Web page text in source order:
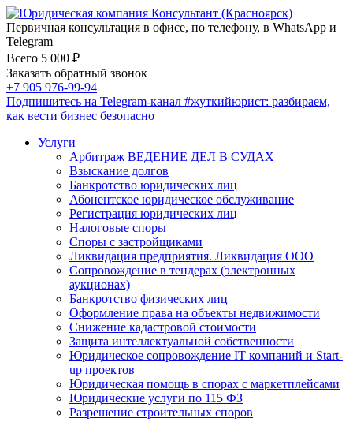
Первичная консультация в офисе, по телефону, в WhatsApp и
Telegram
Всего 5 000 ₽
Заказать обратный звонок
+7 905 976-99-94
Подпишитесь на Telegram-канал #жуткийюрист: разбираем,
как вести бизнес безопасно
Услуги
Арбитраж ВЕДЕНИЕ ДЕЛ В СУДАХ
Взыскание долгов
Банкротство юридических лиц
Абонентское юридическое обслуживание
Регистрация юридических лиц
Налоговые споры
Споры с застройщиками
Ликвидация предприятия. Ликвидация ООО
Сопровождение в тендерах (электронных
аукционах)
Банкротство физических лиц
Оформление права на объекты недвижимости
Снижение кадастровой стоимости
Защита интеллектуальной собственности
Юридическое сопровождение IT компаний и Start-
up проектов
Юридическая помощь в спорах с маркетплейсами
Юридические услуги по 115 ФЗ
Разрешение строительных споров